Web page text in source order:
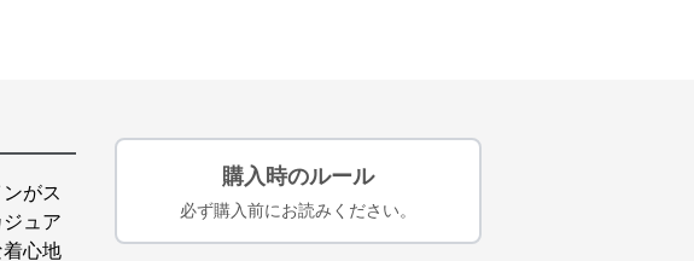
がス
ュア
心地
購入時のルール
必ず購入前にお読みください。